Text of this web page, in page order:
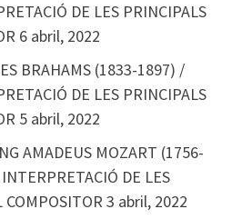
DE LES PRINCIPALS
6 abril, 2022
BRAHAMS (1833-1897) /
DE LES PRINCIPALS
5 abril, 2022
AMADEUS MOZART (1756-
DE LES
COMPOSITOR 3 abril, 2022